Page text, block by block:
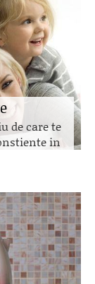
de care te
in